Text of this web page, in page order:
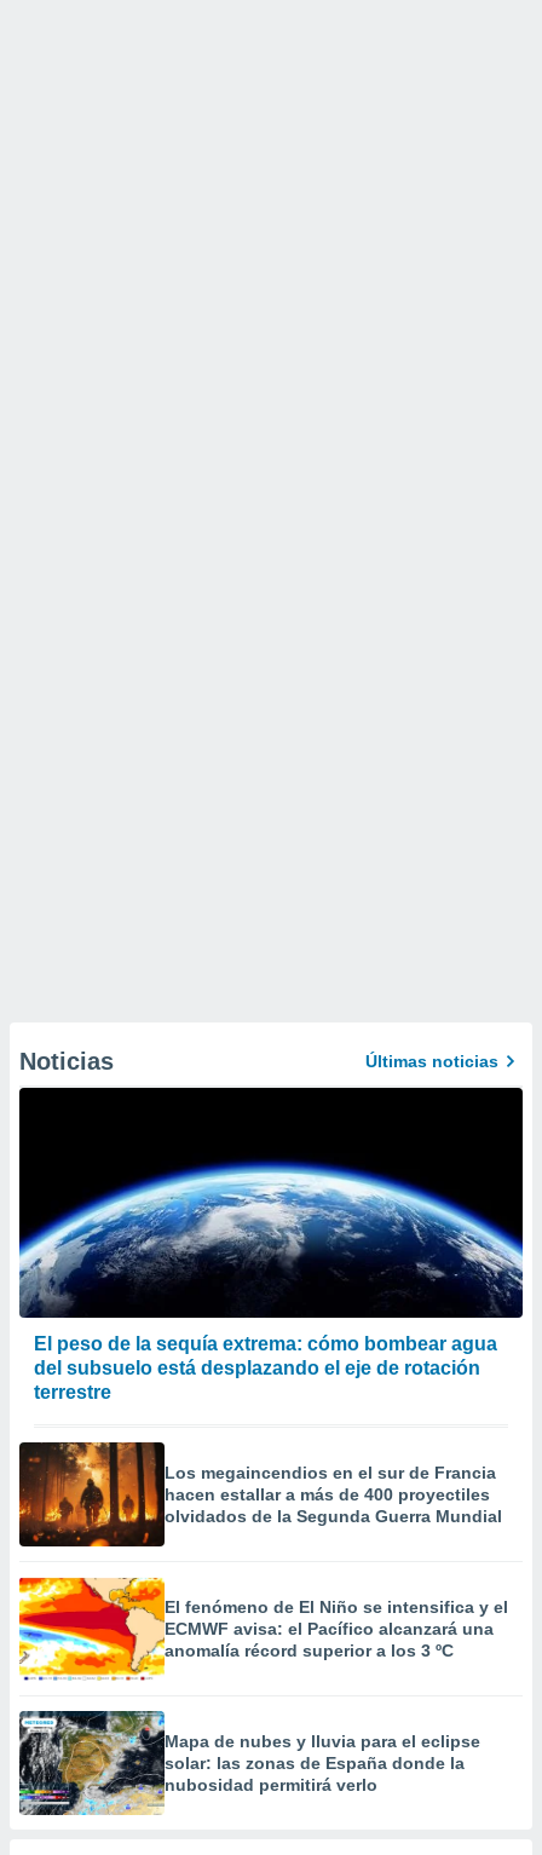
Noticias Últimas noticias
El peso de la sequía extrema: cómo bombear agua
del subsuelo está desplazando el eje de rotación
terrestre
Los megaincendios en el sur de Francia
hacen estallar a más de 400 proyectiles
olvidados de la Segunda Guerra Mundial
El fenómeno de El Niño se intensifica y el
ECMWF avisa: el Pacífico alcanzará una
anomalía récord superior a los 3 ºC
Mapa de nubes y lluvia para el eclipse
solar: las zonas de España donde la
nubosidad permitirá verlo